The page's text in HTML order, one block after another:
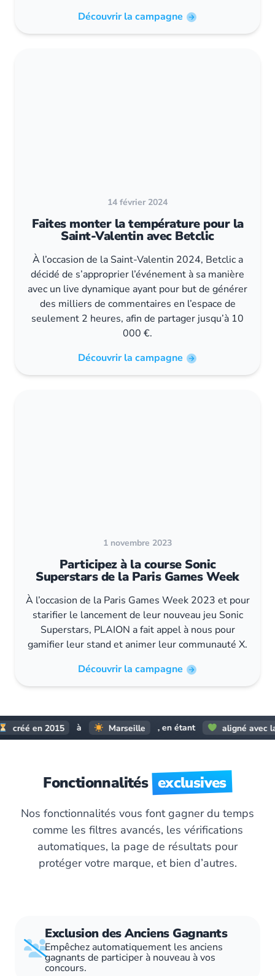
Découvrir la campagne
Faites monter la température pour la
Saint-Valentin avec Betclic
14 février 2024
À l’occasion de la Saint-Valentin 2024, Betclic a
décidé de s’approprier l’événement à sa manière
avec un live dynamique ayant pour but de générer
des milliers de commentaires en l’espace de
seulement 2 heures, afin de partager jusqu’à 10
000 €.
Découvrir la campagne
Participez à la course Sonic
Superstars de la Paris Games Week
1 novembre 2023
À l’occasion de la Paris Games Week 2023 et pour
starifier le lancement de leur nouveau jeu Sonic
Superstars, PLAION a fait appel à nous pour
gamifier leur stand et animer leur communauté X.
Découvrir la campagne
en 2015 à Marseille , en étant aligné avec la RSE
Fonctionnalités exclusives
Nos fonctionnalités vous font gagner du temps
comme les filtres avancés, les vérifications
automatiques, la page de résultats pour
protéger votre marque, et bien d’autres.
Exclusion des Anciens Gagnants
Empêchez automatiquement les anciens
gagnants de participer à nouveau à vos
concours.